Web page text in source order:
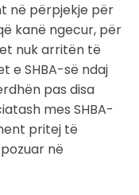
në përpjekje për
kanë ngecur, për
nuk arritën të
e SHBA-së ndaj
pas disa
mes SHBA-
pritej të
në